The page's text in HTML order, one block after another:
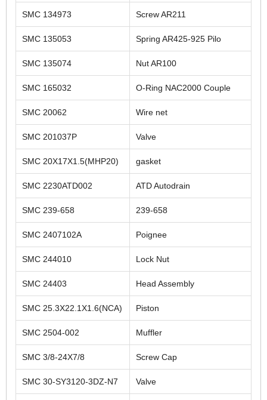
SMC 134973 Screw AR211
SMC 135053 Spring AR425-925 Pilo
SMC 135074 Nut AR100
SMC 165032 O-Ring NAC2000 Couple
SMC 20062 Wire net
SMC 201037P Valve
SMC 20X17X1.5(MHP20) gasket
SMC 2230ATD002 ATD Autodrain
SMC 239-658 239-658
SMC 2407102A Poignee
SMC 244010 Lock Nut
SMC 24403 Head Assembly
SMC 25.3X22.1X1.6(NCA) Piston
SMC 2504-002 Muffler
SMC 3/8-24X7/8 Screw Cap
SMC 30-SY3120-3DZ-N7 Valve